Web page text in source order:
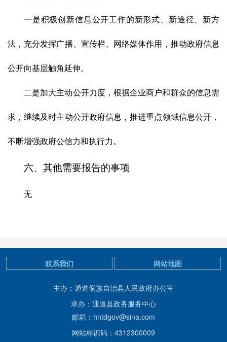
一是积极创新信息公开工作的新形式、新途径、新方
法，充分发挥广播、宣传栏、网络媒体作用，推动政府信息
公开向基层触角延伸。
二是加大主动公开力度，根据企业商户和群众的信息需
求，继续及时主动公开政府信息，推进重点领域信息公开，
不断增强政府公信力和执行力。
六、其他需要报告的事项
无
主办：通道侗族自治县人民政府办公室
承办：通道县政务服务中心
邮箱：hntdgov@sina.com
网站标识码：4312300009
联系我们 网站地图